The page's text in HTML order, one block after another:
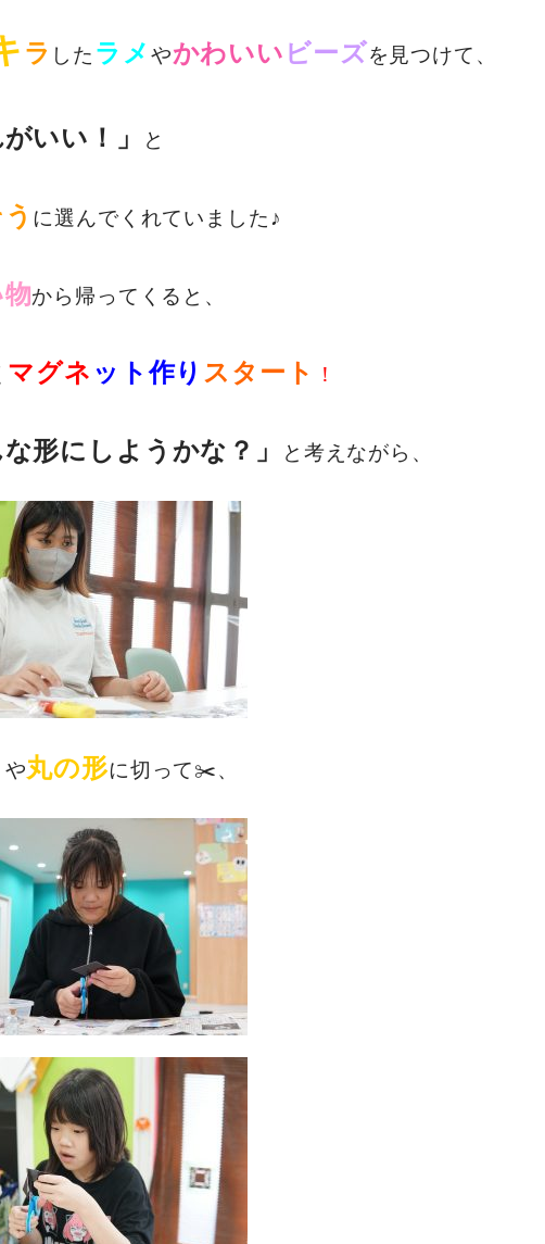
ラ した ラメ やかわいい ビーズを見つけて、
がいい！」 と
に選んでくれていました♪
から帰ってくると、
マグネ ット作り スタート ！
な形に しようかな？」 と考えながら、
や丸の形に切って✂️、